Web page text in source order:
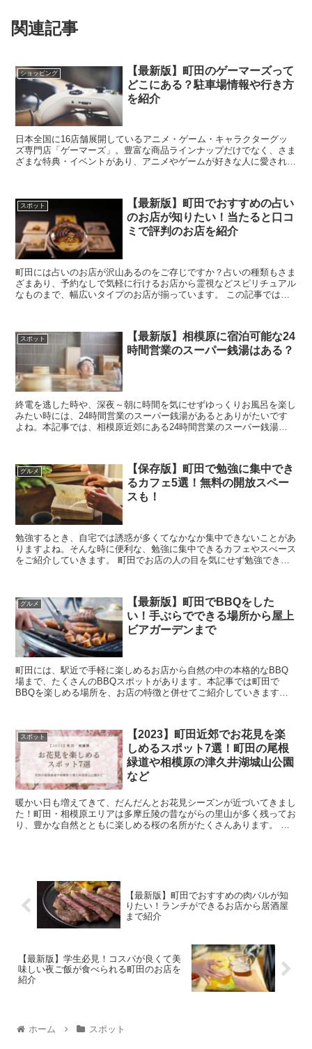
関連記事
ショッピング
【最新版】町田のゲーマーズって
どこにある？駐車場情報や行き方
を紹介
日本全国に16店舗展開しているアニメ・ゲーム・キャラクターグッ
ズ専門店「ゲーマーズ」。豊富な商品ラインナップだけでなく、さま
ざまな特典・イベントがあり、アニメやゲームが好きな人に愛されて
スポット
【最新版】町田でおすすめの占い
のお店が知りたい！当たると口コ
ミで評判のお店を紹介
町田には占いのお店が沢山あるのをご存じですか？占いの種類もさま
ざまあり、予約なしで気軽に行けるお店から霊視などスピリチュアル
なものまで、幅広いタイプのお店が揃っています。 この記事では、
スポット
【最新版】相模原に宿泊可能な24
時間営業のスーパー銭湯はある？
終電を逃した時や、深夜～朝に時間を気にせずゆっくりお風呂を楽し
みたい時には、24時間営業のスーパー銭湯があるとありがたいです
よね。本記事では、相模原近郊にある24時間営業のスーパー銭湯を
グルメ
【保存版】町田で勉強に集中でき
るカフェ5選！無料の開放スペー
スも！
勉強するとき、自宅では誘惑が多くてなかなか集中できないことがあ
りますよね。そんな時に便利な、勉強に集中できるカフェやスぺース
をご紹介していきます。 町田でお店の人の目を気にせず勉強できる
グルメ
【最新版】町田でBBQをした
い！手ぶらでできる場所から屋上
ビアガーデンまで
町田には、駅近で手軽に楽しめるお店から自然の中の本格的なBBQ
場まで、たくさんのBBQスポットがあります。本記事では町田で
BBQを楽しめる場所を、お店の特徴と併せてご紹介していきます。
スポット
【2023】町田近郊でお花見を楽
しめるスポット7選！町田の尾根
緑道や相模原の津久井湖城山公園
など
暖かい日も増えてきて、だんだんとお花見シーズンが近づいてきまし
た！町田・相模原エリアは多摩丘陵の昔ながらの里山が多く残ってお
り、豊かな自然とともに楽しめる桜の名所がたくさんあります。 こ
【最新版】町田でおすすめの肉バルが知
りたい！ランチができるお店から居酒屋
まで紹介
【最新版】学生必見！コスパが良くて美
味しい夜ご飯が食べられる町田のお店を
紹介
ホーム スポット